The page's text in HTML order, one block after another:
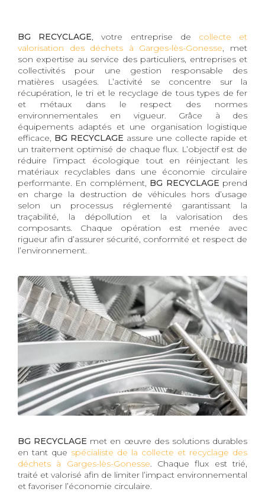
BG RECYCLAGE, votre entreprise de collecte et
valorisation des déchets à Garges-lès-Gonesse, met
son expertise au service des particuliers, entreprises et
collectivités pour une gestion responsable des
matières usagées. L’activité se concentre sur la
récupération, le tri et le recyclage de tous types de fer
et métaux dans le respect des normes
environnementales en vigueur. Grâce à des
équipements adaptés et une organisation logistique
efficace, BG RECYCLAGE assure une collecte rapide et
un traitement optimisé de chaque flux. L’objectif est de
réduire l’impact écologique tout en réinjectant les
matériaux recyclables dans une économie circulaire
performante. En complément, BG RECYCLAGE prend
en charge la destruction de véhicules hors d’usage
selon un processus réglementé garantissant la
traçabilité, la dépollution et la valorisation des
composants. Chaque opération est menée avec
rigueur afin d’assurer sécurité, conformité et respect de
l’environnement.
BG RECYCLAGE met en œuvre des solutions durables
en tant que spécialiste de la collecte et recyclage des
déchets à Garges-lès-Gonesse. Chaque flux est trié,
traité et valorisé afin de limiter l’impact environnemental
et favoriser l’économie circulaire.